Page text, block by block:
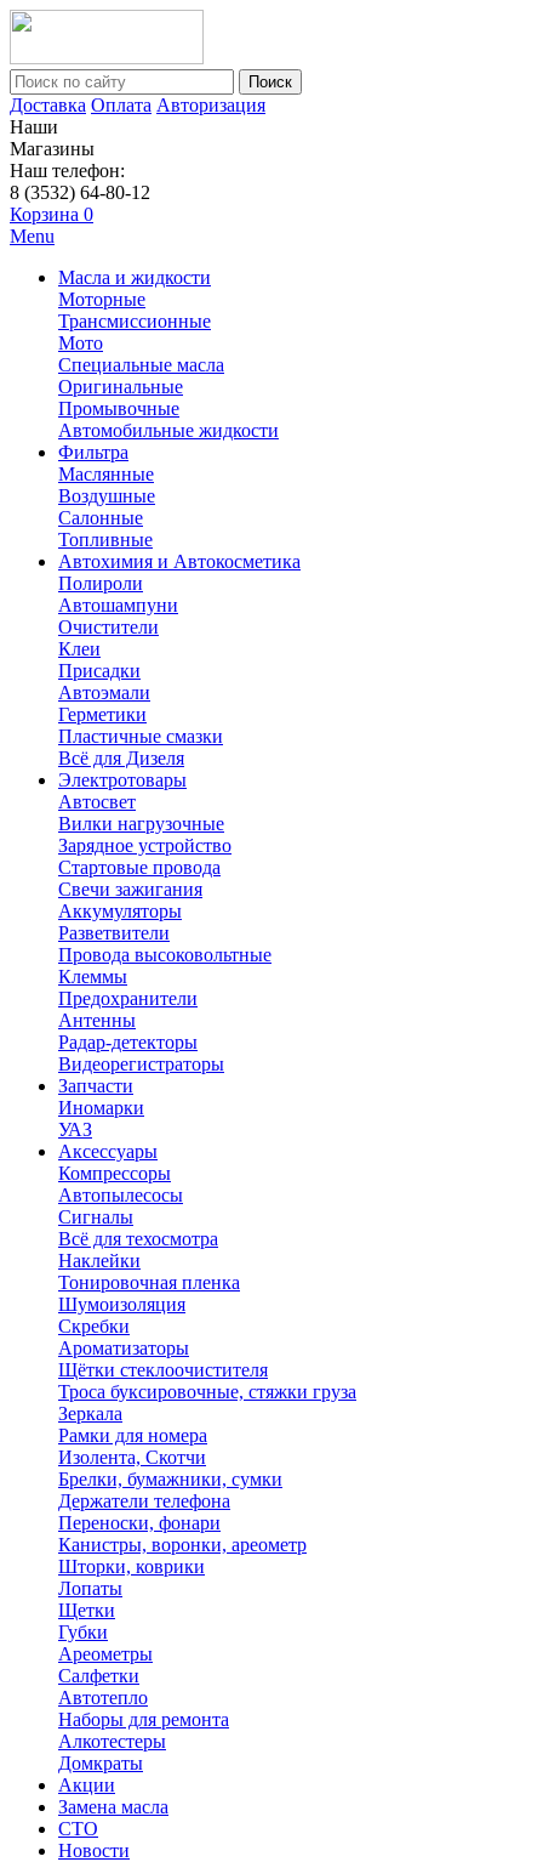
Поиск
Доставка Оплата Авторизация
Наши
Магазины
Наш телефон:
8 (3532) 64-80-12
Корзина 0
Menu
Масла и жидкости
Моторные
Трансмиссионные
Мото
Специальные масла
Оригинальные
Промывочные
Автомобильные жидкости
Фильтра
Маслянные
Воздушные
Салонные
Топливные
Автохимия и Автокосметика
Полироли
Автошампуни
Очистители
Клеи
Присадки
Автоэмали
Герметики
Пластичные смазки
Всё для Дизеля
Электротовары
Автосвет
Вилки нагрузочные
Зарядное устройство
Стартовые провода
Свечи зажигания
Аккумуляторы
Разветвители
Провода высоковольтные
Клеммы
Предохранители
Антенны
Радар-детекторы
Видеорегистраторы
Запчасти
Иномарки
УАЗ
Аксесcуары
Компрессоры
Автопылесосы
Сигналы
Всё для техосмотра
Наклейки
Тонировочная пленка
Шумоизоляция
Скребки
Ароматизаторы
Щётки стеклоочистителя
Троса буксировочные, стяжки груза
Зеркала
Рамки для номера
Изолента, Скотчи
Брелки, бумажники, сумки
Держатели телефона
Переноски, фонари
Канистры, воронки, ареометр
Шторки, коврики
Лопаты
Щетки
Губки
Ареометры
Салфетки
Автотепло
Наборы для ремонта
Алкотестеры
Домкраты
Акции
Замена масла
СТО
Новости